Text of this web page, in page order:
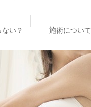
い？ 施術について